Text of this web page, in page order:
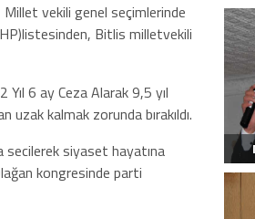
Millet vekili genel seçimlerinde
Bitlis milletvekili
Yıl 6 ay Ceza Alarak 9,5 yıl
kalmak zorunda bırakıldı.
secilerek siyaset hayatına
kongresinde parti